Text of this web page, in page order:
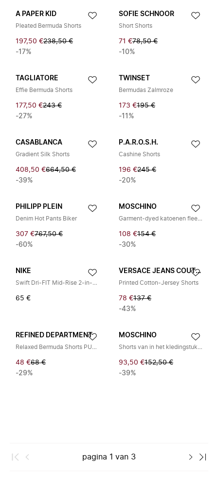
A PAPER KID
Pleated Bermuda Shorts
197,50 €238,50 €
-17%
SOFIE SCHNOOR
Short Shorts
71 €78,50 €
-10%
TAGLIATORE
Effie Bermuda Shorts
177,50 €243 €
-27%
TWINSET
Bermudas Zalmroze
173 €195 €
-11%
CASABLANCA
Gradient Silk Shorts
408,50 €664,50 €
-39%
P.A.R.O.S.H.
Cashine Shorts
196 €245 €
-20%
PHILIPP PLEIN
Denim Hot Pants Biker
307 €767,50 €
-60%
MOSCHINO
Garment-dyed katoenen fleece shorts
108 €154 €
-30%
NIKE
Swift Dri-FIT Mid-Rise 2-in-1 Shorts
65 €
VERSACE JEANS COUTURE
Printed Cotton-Jersey Shorts
78 €137 €
-43%
REFINED DEPARTMENT
Relaxed Bermuda Shorts PUMA
48 €68 €
-29%
MOSCHINO
Shorts van in het kledingstuk geverfd katoenfleece
93,50 €152,50 €
-39%
pagina 1 van 3